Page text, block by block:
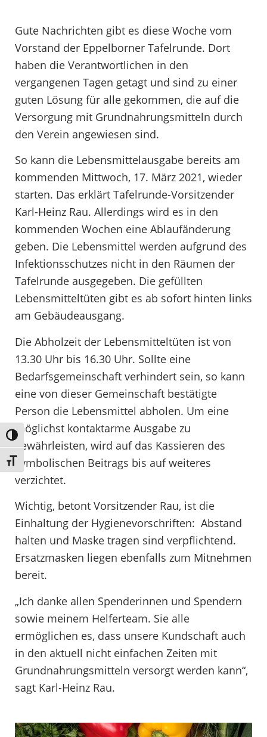
Umschalten auf hohe Kontraste
Schrift vergrößern
Gute Nachrichten gibt es diese Woche vom
Vorstand der Eppelborner Tafelrunde. Dort
haben die Verantwortlichen in den
vergangenen Tagen getagt und sind zu einer
guten Lösung für alle gekommen, die auf die
Versorgung mit Grundnahrungsmitteln durch
den Verein angewiesen sind.
So kann die Lebensmittelausgabe bereits am
kommenden Mittwoch, 17. März 2021, wieder
starten. Das erklärt Tafelrunde-Vorsitzender
Karl-Heinz Rau. Allerdings wird es in den
kommenden Wochen eine Ablaufänderung
geben. Die Lebensmittel werden aufgrund des
Infektionsschutzes nicht in den Räumen der
Tafelrunde ausgegeben. Die gefüllten
Lebensmitteltüten gibt es ab sofort hinten links
am Gebäudeausgang.
Die Abholzeit der Lebensmitteltüten ist von
13.30 Uhr bis 16.30 Uhr. Sollte eine
Bedarfsgemeinschaft verhindert sein, so kann
eine von dieser Gemeinschaft bestätigte
Person die Lebensmittel abholen. Um eine
möglichst kontaktarme Ausgabe zu
gewährleisten, wird auf das Kassieren des
symbolischen Beitrags bis auf weiteres
verzichtet.
Wichtig, betont Vorsitzender Rau, ist die
Einhaltung der Hygienevorschriften: Abstand
halten und Maske tragen sind verpflichtend.
Ersatzmasken liegen ebenfalls zum Mitnehmen
bereit.
„Ich danke allen Spenderinnen und Spendern
sowie meinem Helferteam. Sie alle
ermöglichen es, dass unsere Kundschaft auch
in den aktuell nicht einfachen Zeiten mit
Grundnahrungsmitteln versorgt werden kann“,
sagt Karl-Heinz Rau.